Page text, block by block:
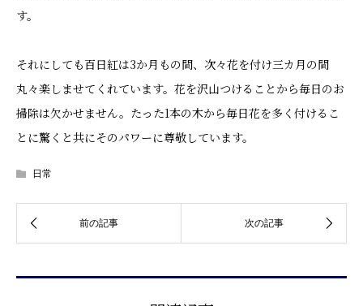
す。
それにしても百日紅は3か月もの間、次々花を付け三カ月の間
丸々楽しませてくれています。花を沢山つけることから毎日のお
掃除は欠かせません。たった1本の木から毎日花を多く付けるこ
とに驚くと共にそのパワーに尊敬しています。
日常